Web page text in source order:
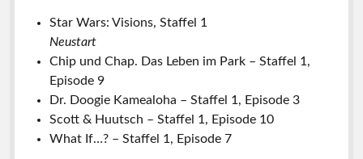
Star Wars: Visions, Staffel 1
Neustart
Chip und Chap. Das Leben im Park – Staffel 1,
Episode 9
Dr. Doogie Kamealoha – Staffel 1, Episode 3
Scott & Huutsch – Staffel 1, Episode 10
What If…? – Staffel 1, Episode 7